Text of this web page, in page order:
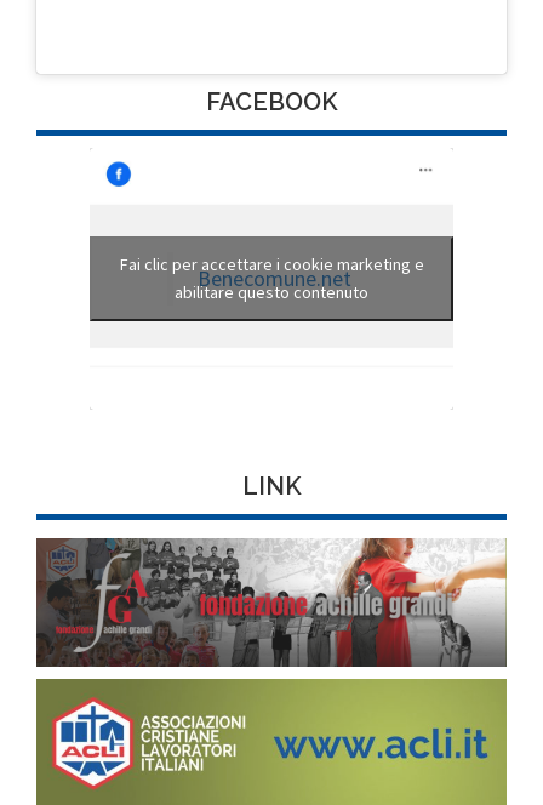
FACEBOOK
Benecomune.net
Fai clic per accettare i cookie marketing e
abilitare questo contenuto
LINK